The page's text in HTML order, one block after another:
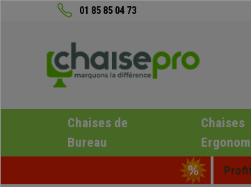
01 85 85 04 73
Chaises de
Bureau
Chaises